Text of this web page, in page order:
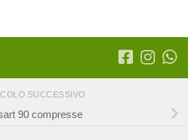
SUCCESSIVO
90 compresse